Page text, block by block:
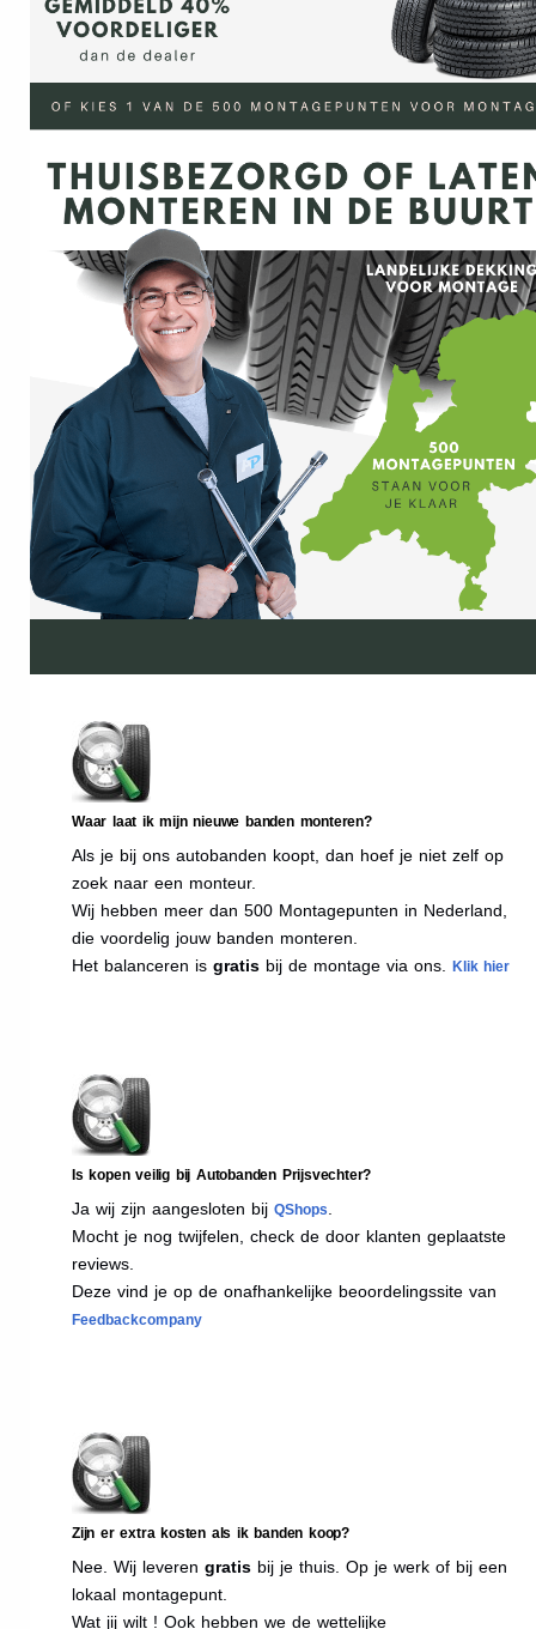
Waar laat ik mijn nieuwe banden monteren?
Als je bij ons autobanden koopt, dan hoef je niet zelf op
zoek naar een monteur.
Wij hebben meer dan 500 Montagepunten in Nederland,
die voordelig jouw banden monteren.
Het balanceren is gratis bij de montage via ons. Klik hier
Is kopen veilig bij Autobanden Prijsvechter?
Ja wij zijn aangesloten bij QShops
Mocht je nog twijfelen, check de door klanten geplaatste
reviews.
Deze vind je op de onafhankelijke beoordelingssite van
Feedbackcompany
Zijn er extra kosten als ik banden koop?
Nee. Wij leveren gratis bij je thuis. Op je werk of bij een
lokaal montagepunt.
Wat jij wilt ! Ook hebben we de wettelijke